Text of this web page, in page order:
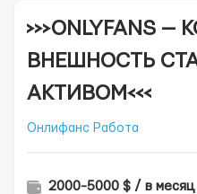
>>>ONLYFANS —
ВНЕШНОСТЬ
АКТИВОМ<<<
Онлифанс Работа
2000-5000 $ / в месяц